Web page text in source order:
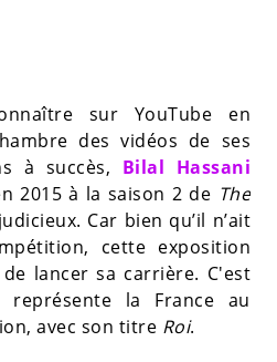
sur YouTube en
des vidéos de ses
à succès, Bilal Hassani
2015 à la saison 2 de The
Car bien qu’il n’ait
cette exposition
lancer sa carrière. C'est
la France au
avec son titre Roi.